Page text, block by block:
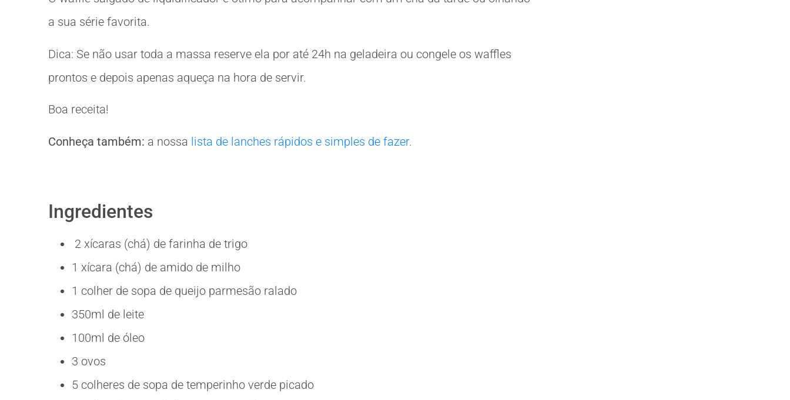
a sua série favorita.
Dica: Se não usar toda a massa reserve ela por até 24h na geladeira ou congele os waffles
prontos e depois apenas aqueça na hora de servir.
Boa receita!
Conheça também: a nossa lista de lanches rápidos e simples de fazer.
Ingredientes
2 xícaras (chá) de farinha de trigo
1 xícara (chá) de amido de milho
1 colher de sopa de queijo parmesão ralado
350ml de leite
100ml de óleo
3 ovos
5 colheres de sopa de temperinho verde picado